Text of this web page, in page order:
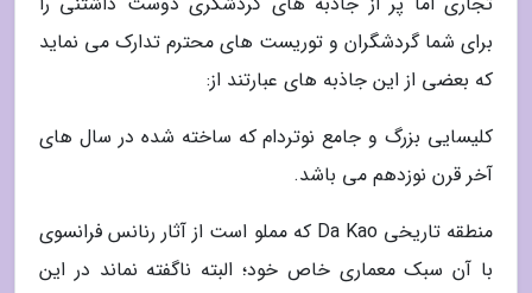
برای شما گردشگران و توریست های محترم تدارک می نماید
که بعضی از این جاذبه های عبارتند از:
کلیسایی بزرگ و جامع نوتردام که ساخته شده در سال های
آخر قرن نوزدهم می باشد.
منطقه تاریخی Da Kao که مملو است از آثار رنانس فرانسوی
با آن سبک معماری خاص خود؛ البته ناگفته نماند در این